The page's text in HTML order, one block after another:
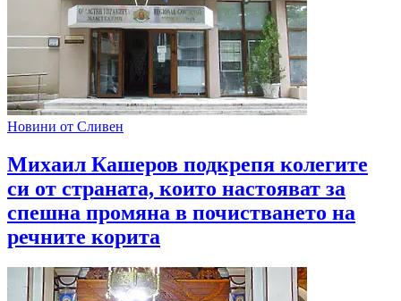
Новини от Сливен
Михаил Кашеров подкрепя колегите
си от страната, които настояват за
спешна промяна в почистването на
речните корита